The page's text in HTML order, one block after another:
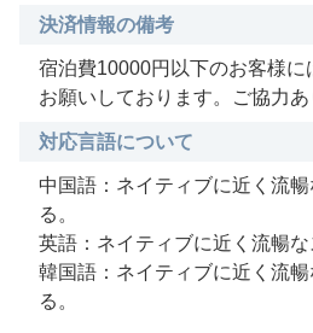
決済情報の備考
宿泊費10000円以下のお客様に
お願いしております。ご協力あ
対応言語について
中国語：ネイティブに近く流
る。
英語：ネイティブに近く流暢な
韓国語：ネイティブに近く流
る。